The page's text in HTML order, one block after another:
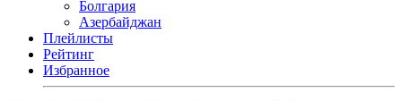
Болгария
Азербайджан
Плейлисты
Рейтинг
Избранное